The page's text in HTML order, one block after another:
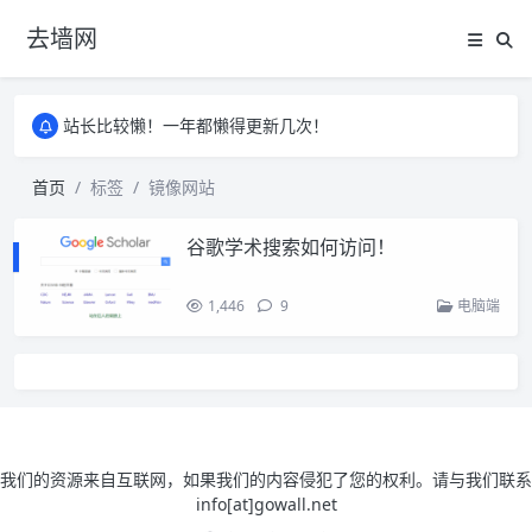
去墙网
站长比较懒！一年都懒得更新几次！
站长比较懒！一年都懒得更新几次！
首页 标签 镜像网站
谷歌学术搜索如何访问！
1,446 9 电脑端
我们的资源来自互联网，如果我们的内容侵犯了您的权利。请与我们联系
info[at]gowall.net